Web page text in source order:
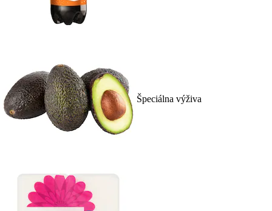
Špeciálna výživa